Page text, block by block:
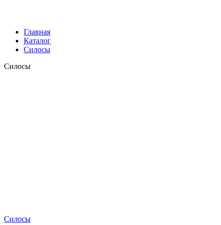
Главная
Каталог
Силосы
Силосы
Силосы